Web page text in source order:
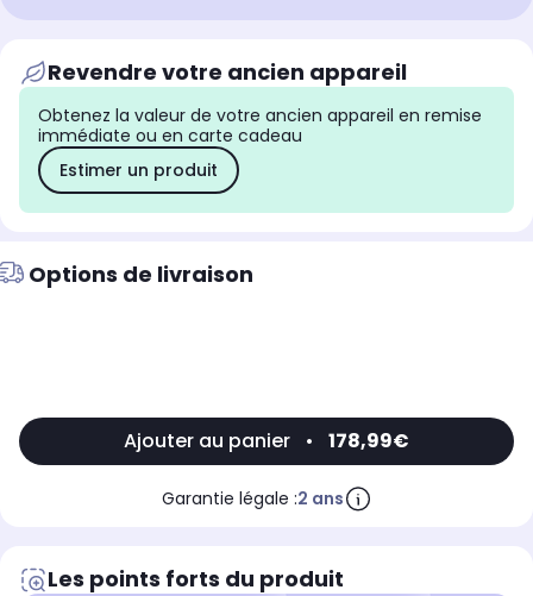
Revendre votre ancien appareil
Obtenez la valeur de votre ancien appareil en remise
immédiate ou en carte cadeau
Estimer un produit
Options de livraison
Ajouter au panier • 178,99€
Garantie légale :2 ans
Les points forts du produit